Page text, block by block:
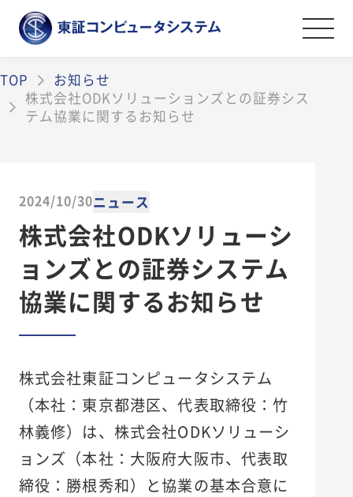
事業紹介
金融証券システムソリューション
金融証券データソリューション
その他のソリューション
ごあいさつ
会社案内・アクセス
沿革
採用情報
ライフワークバランスと福利厚生・社内
制度
キャリア採用
エントリー
資料ダウンロード
お問い合わせ
TOP
お知らせ
株式会社ODKソリューションズとの証券シス
テム協業に関するお知らせ
2024/10/30ニュース
株式会社ODKソリューシ
ョンズとの証券システム
協業に関するお知らせ
株式会社東証コンピュータシステム
（本社：東京都港区、代表取締役：竹
林義修）は、株式会社ODKソリューシ
ョンズ（本社：大阪府大阪市、代表取
締役：勝根秀和）と協業の基本合意に